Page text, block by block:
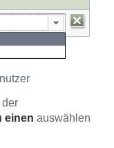
der
einen auswählen